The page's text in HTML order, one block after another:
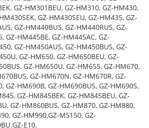
GZ-HM301BEU, GZ-HM310, GZ-HM430,
GZ-HM430SEU, GZ-HM435, GZ-
GZ-HM440BUS, GZ-HM440RUS, GZ-
GZ-HM445BE, GZ-HM445AC, GZ-
GZ-HM450AUS, GZ-HM450BUS, GZ-
GZ-HM650, GZ-HM650BEU, GZ-
GZ-HM650U, GZ-HM655, GZ-HM670,
GZ-HM670N, GZ-HM670R, GZ-
GZ-HM690B, GZ-HM690BUS, GZ-HM690S,
GZ-HM845BEK, GZ-HM845BEU, GZ-
GZ-HM860BUS, GZ-HM870, GZ-HM880,
GZ-HM990,GZ-MS150, GZ-
E10.